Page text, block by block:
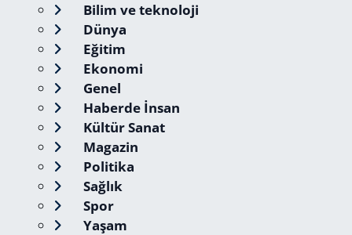
Bilim ve teknoloji
Dünya
Eğitim
Ekonomi
Genel
Haberde İnsan
Kültür Sanat
Magazin
Politika
Sağlık
Spor
Yaşam